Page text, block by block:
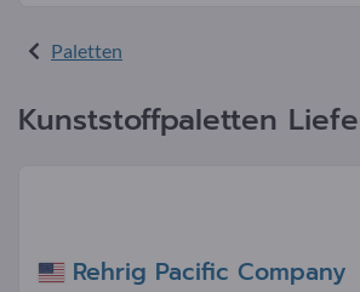
Paletten
Kunststoffpaletten
Rehrig Pacific Company